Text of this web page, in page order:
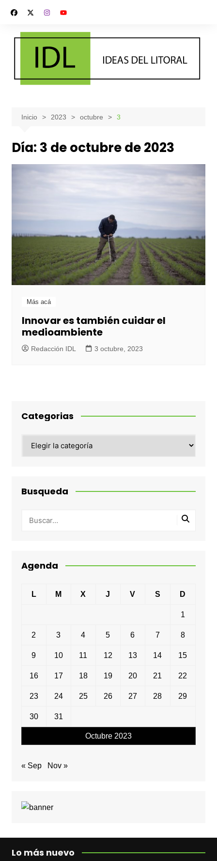
contenido
Inicio 2023 octubre 3
Día: 3 de octubre de 2023
Más acá
Innovar es también cuidar el
medioambiente
Redacción IDL 3 octubre, 2023
Categorias
Busqueda
Agenda
Octubre 2023
L M X J V S D
1
2 3 4 5 6 7 8
9 10 11 12 13 14 15
16 17 18 19 20 21 22
23 24 25 26 27 28 29
30 31
« Sep Nov »
Lo más nuevo